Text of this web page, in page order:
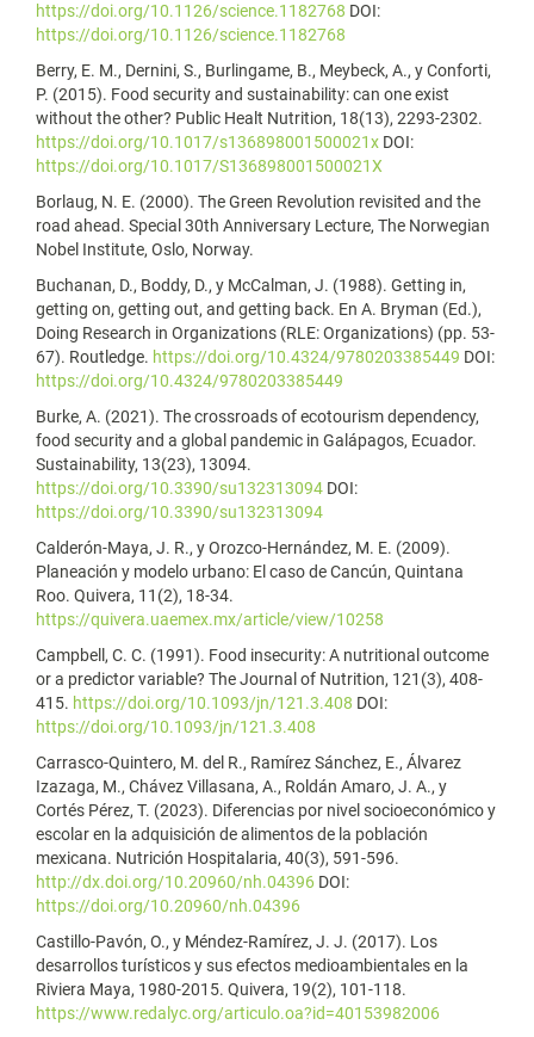
https://doi.org/10.1126/science.1182768 DOI:
https://doi.org/10.1126/science.1182768
Berry, E. M., Dernini, S., Burlingame, B., Meybeck, A., y Conforti,
P. (2015). Food security and sustainability: can one exist
without the other? Public Healt Nutrition, 18(13), 2293-2302.
https://doi.org/10.1017/s136898001500021x DOI:
https://doi.org/10.1017/S136898001500021X
Borlaug, N. E. (2000). The Green Revolution revisited and the
road ahead. Special 30th Anniversary Lecture, The Norwegian
Nobel Institute, Oslo, Norway.
Buchanan, D., Boddy, D., y McCalman, J. (1988). Getting in,
getting on, getting out, and getting back. En A. Bryman (Ed.),
Doing Research in Organizations (RLE: Organizations) (pp. 53-
67). Routledge. https://doi.org/10.4324/9780203385449 DOI:
https://doi.org/10.4324/9780203385449
Burke, A. (2021). The crossroads of ecotourism dependency,
food security and a global pandemic in Galápagos, Ecuador.
Sustainability, 13(23), 13094.
https://doi.org/10.3390/su132313094 DOI:
https://doi.org/10.3390/su132313094
Calderón-Maya, J. R., y Orozco-Hernández, M. E. (2009).
Planeación y modelo urbano: El caso de Cancún, Quintana
Roo. Quivera, 11(2), 18-34.
https://quivera.uaemex.mx/article/view/10258
Campbell, C. C. (1991). Food insecurity: A nutritional outcome
or a predictor variable? The Journal of Nutrition, 121(3), 408-
415. https://doi.org/10.1093/jn/121.3.408 DOI:
https://doi.org/10.1093/jn/121.3.408
Carrasco-Quintero, M. del R., Ramírez Sánchez, E., Álvarez
Izazaga, M., Chávez Villasana, A., Roldán Amaro, J. A., y
Cortés Pérez, T. (2023). Diferencias por nivel socioeconómico y
escolar en la adquisición de alimentos de la población
mexicana. Nutrición Hospitalaria, 40(3), 591-596.
http://dx.doi.org/10.20960/nh.04396 DOI:
https://doi.org/10.20960/nh.04396
Castillo-Pavón, O., y Méndez-Ramírez, J. J. (2017). Los
desarrollos turísticos y sus efectos medioambientales en la
Riviera Maya, 1980-2015. Quivera, 19(2), 101-118.
https://www.redalyc.org/articulo.oa?id=40153982006